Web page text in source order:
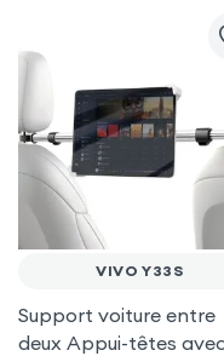
VIVO Y33S
Support voiture entre
deux Appui-têtes